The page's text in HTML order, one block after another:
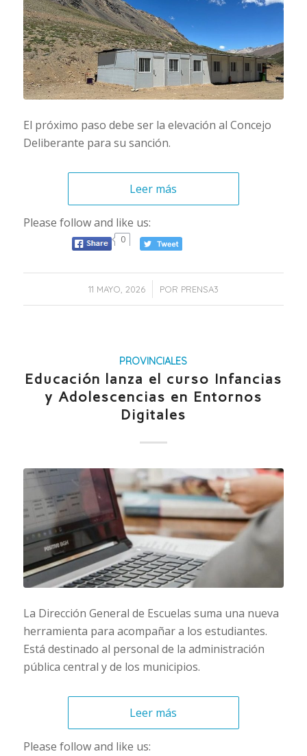
El próximo paso debe ser la elevación al Concejo
Deliberante para su sanción.
Leer más
Please follow and like us:
0
11 MAYO, 2026
/ POR PRENSA3
PROVINCIALES
Educación lanza el curso Infancias
y Adolescencias en Entornos
Digitales
La Dirección General de Escuelas suma una nueva
herramienta para acompañar a los estudiantes.
Está destinado al personal de la administración
pública central y de los municipios.
Leer más
Please follow and like us: